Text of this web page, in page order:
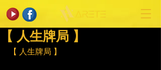
【 人生牌局 】
【 人生牌局 】